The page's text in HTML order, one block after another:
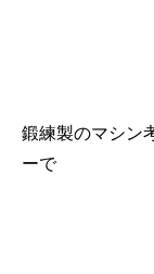
鍛練製のマシン
ーで